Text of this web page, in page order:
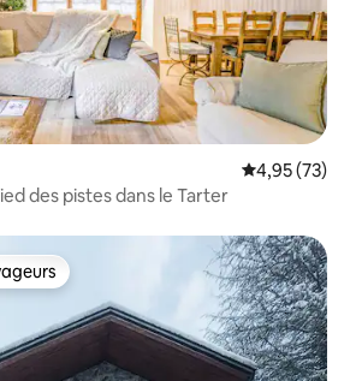
Note
4,95 (73)
des pistes dans le Tarter